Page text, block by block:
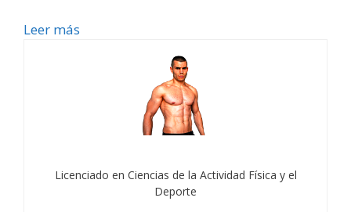
Leer más
Licenciado en Ciencias de la Actividad Física y el
Deporte